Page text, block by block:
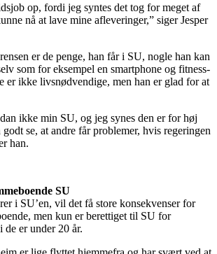
op, fordi jeg syntes det tog for meget af
nå at lave mine afleveringer,” siger Jesper
er de penge, han får i SU, nogle han kan
som for eksempel en smartphone og fitness-
er ikke livsnødvendige, men han er glad for at
ikke min SU, og jeg synes den er for høj
se, at andre får problemer, hvis regeringen
han.
SU
i SU’en, vil det få store konsekvenser for
men kun er berettiget til SU for
de er under 20 år.